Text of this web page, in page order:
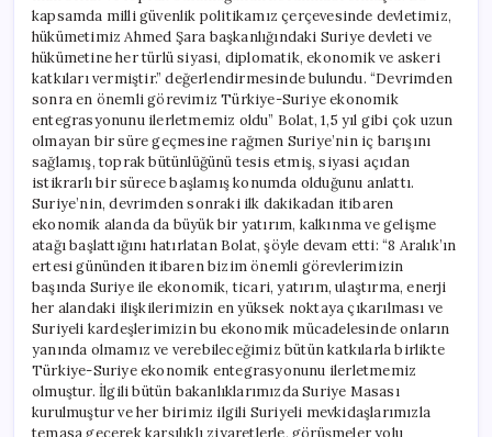
kapsamda milli güvenlik politikamız çerçevesinde devletimiz,
hükümetimiz Ahmed Şara başkanlığındaki Suriye devleti ve
hükümetine her türlü siyasi, diplomatik, ekonomik ve askeri
katkıları vermiştir.” değerlendirmesinde bulundu. “Devrimden
sonra en önemli görevimiz Türkiye-Suriye ekonomik
entegrasyonunu ilerletmemiz oldu” Bolat, 1,5 yıl gibi çok uzun
olmayan bir süre geçmesine rağmen Suriye’nin iç barışını
sağlamış, toprak bütünlüğünü tesis etmiş, siyasi açıdan
istikrarlı bir sürece başlamış konumda olduğunu anlattı.
Suriye’nin, devrimden sonraki ilk dakikadan itibaren
ekonomik alanda da büyük bir yatırım, kalkınma ve gelişme
atağı başlattığını hatırlatan Bolat, şöyle devam etti: “8 Aralık’ın
ertesi gününden itibaren bizim önemli görevlerimizin
başında Suriye ile ekonomik, ticari, yatırım, ulaştırma, enerji
her alandaki ilişkilerimizin en yüksek noktaya çıkarılması ve
Suriyeli kardeşlerimizin bu ekonomik mücadelesinde onların
yanında olmamız ve verebileceğimiz bütün katkılarla birlikte
Türkiye-Suriye ekonomik entegrasyonunu ilerletmemiz
olmuştur. İlgili bütün bakanlıklarımızda Suriye Masası
kurulmuştur ve her birimiz ilgili Suriyeli mevkidaşlarımızla
temasa geçerek karşılıklı ziyaretlerle, görüşmeler yolu